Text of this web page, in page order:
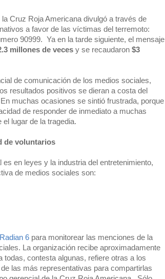
Cruz Roja Americana divulgó a través de
a favor de las víctimas del terremoto:
90999. Ya en la tarde siguiente, el mensaje
millones de veces y se recaudaron $3
de comunicación de los medios sociales,
resultados positivos se dieran a costa del
muchas ocasiones se sintió frustrada, porque
de responder de inmediato a muchas
lugar de la tragedia.
de voluntarios
en leyes y la industria del entretenimiento,
de medios sociales son:
Radian 6 para monitorear las menciones de la
La organización recibe aproximadamente
contesta algunas, refiere otras a los
las más representativas para compartirlas